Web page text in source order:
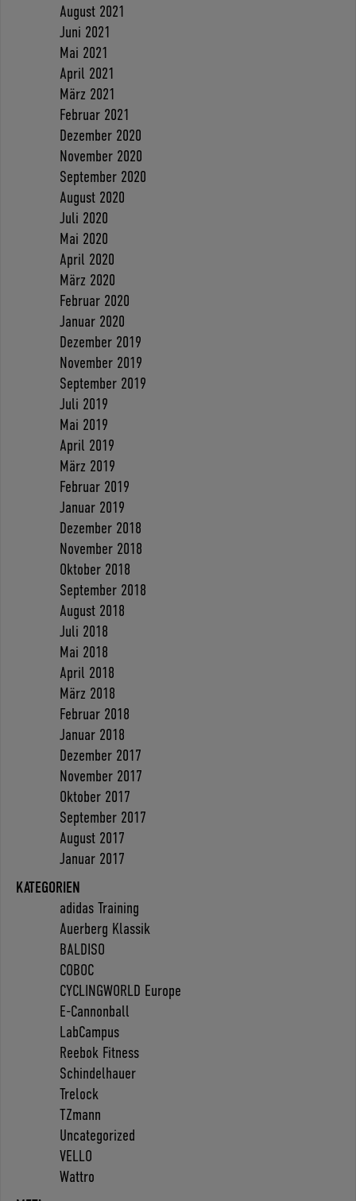
August 2021
Juni 2021
Mai 2021
April 2021
März 2021
Februar 2021
Dezember 2020
November 2020
September 2020
August 2020
Juli 2020
Mai 2020
April 2020
März 2020
Februar 2020
Januar 2020
Dezember 2019
November 2019
September 2019
Juli 2019
Mai 2019
April 2019
März 2019
Februar 2019
Januar 2019
Dezember 2018
November 2018
Oktober 2018
September 2018
August 2018
Juli 2018
Mai 2018
April 2018
März 2018
Februar 2018
Januar 2018
Dezember 2017
November 2017
Oktober 2017
September 2017
August 2017
Januar 2017
KATEGORIEN
adidas Training
Auerberg Klassik
BALDISO
COBOC
CYCLINGWORLD Europe
E-Cannonball
LabCampus
Reebok Fitness
Schindelhauer
Trelock
TZmann
Uncategorized
VELLO
Wattro